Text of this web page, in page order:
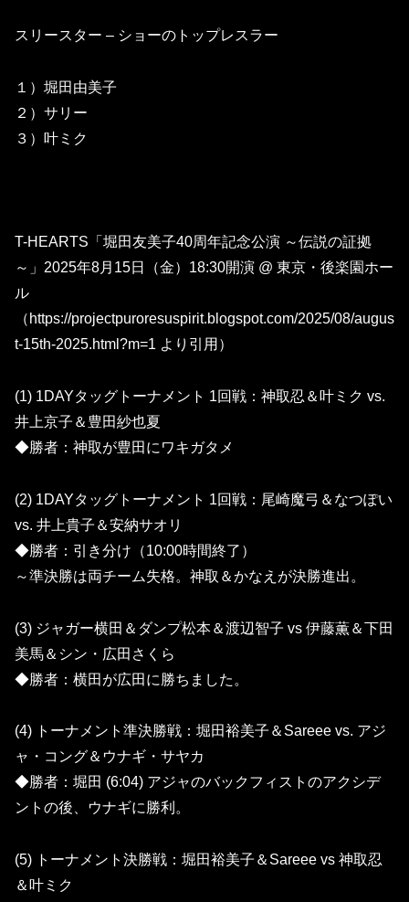
スリースター – ショーのトップレスラー
１）堀田由美子
２）サリー
３）叶ミク
T-HEARTS「堀田友美子40周年記念公演 ～伝説の証拠
～」2025年8月15日（金）18:30開演 @ 東京・後楽園ホー
ル
（https://projectpuroresuspirit.blogspot.com/2025/08/augus
t-15th-2025.html?m=1 より引用）
(1) 1DAYタッグトーナメント 1回戦：神取忍＆叶ミク vs.
井上京子＆豊田紗也夏
◆勝者：神取が豊田にワキガタメ
(2) 1DAYタッグトーナメント 1回戦：尾崎魔弓＆なつぽい
vs. 井上貴子＆安納サオリ
◆勝者：引き分け（10:00時間終了）
～準決勝は両チーム失格。神取＆かなえが決勝進出。
(3) ジャガー横田＆ダンプ松本＆渡辺智子 vs 伊藤薫＆下田
美馬＆シン・広田さくら
◆勝者：横田が広田に勝ちました。
(4) トーナメント準決勝戦：堀田裕美子＆Sareee vs. アジ
ャ・コング＆ウナギ・サヤカ
◆勝者：堀田 (6:04) アジャのバックフィストのアクシデ
ントの後、ウナギに勝利。
(5) トーナメント決勝戦：堀田裕美子＆Sareee vs 神取忍
＆叶ミク